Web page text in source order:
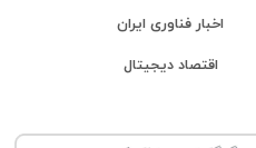
اخبار فناوری ایران
اقتصاد دیجیتال